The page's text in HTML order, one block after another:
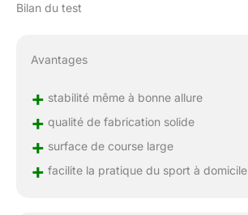
Bilan du test
Avantages
+ stabilité même à bonne allure
+ qualité de fabrication solide
+ surface de course large
+ facilite la pratique du sport à domicile